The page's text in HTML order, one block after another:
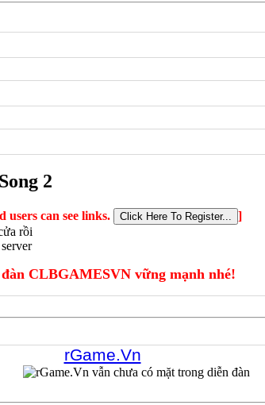
2
users can see links.
]
rồi
CLBGAMESVN vững mạnh nhé!
rGame.Vn